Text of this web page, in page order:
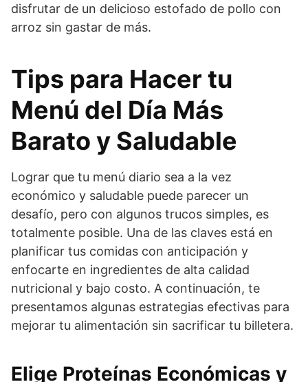
disfrutar de un delicioso estofado de pollo con
arroz sin gastar de más.
Tips para Hacer tu
Menú del Día Más
Barato y Saludable
Lograr que tu menú diario sea a la vez
económico y saludable puede parecer un
desafío, pero con algunos trucos simples, es
totalmente posible. Una de las claves está en
planificar tus comidas con anticipación y
enfocarte en ingredientes de alta calidad
nutricional y bajo costo. A continuación, te
presentamos algunas estrategias efectivas para
mejorar tu alimentación sin sacrificar tu billetera.
Elige Proteínas Económicas y